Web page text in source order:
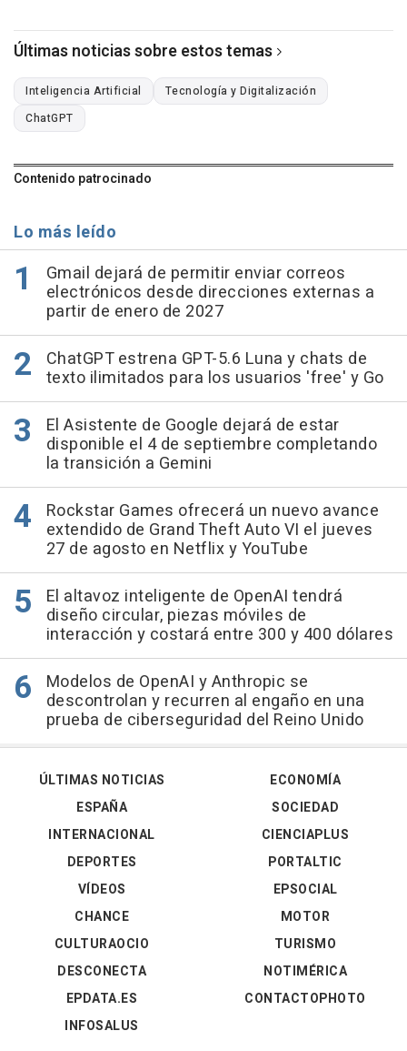
Últimas noticias sobre estos temas
Inteligencia Artificial
Tecnología y Digitalización
ChatGPT
Contenido patrocinado
Lo más leído
Gmail dejará de permitir enviar correos
electrónicos desde direcciones externas a
partir de enero de 2027
ChatGPT estrena GPT-5.6 Luna y chats de
texto ilimitados para los usuarios 'free' y Go
El Asistente de Google dejará de estar
disponible el 4 de septiembre completando
la transición a Gemini
Rockstar Games ofrecerá un nuevo avance
extendido de Grand Theft Auto VI el jueves
27 de agosto en Netflix y YouTube
El altavoz inteligente de OpenAI tendrá
diseño circular, piezas móviles de
interacción y costará entre 300 y 400 dólares
Modelos de OpenAI y Anthropic se
descontrolan y recurren al engaño en una
prueba de ciberseguridad del Reino Unido
ÚLTIMAS NOTICIAS
ESPAÑA
INTERNACIONAL
DEPORTES
VÍDEOS
ECONOMÍA
SOCIEDAD
CIENCIAPLUS
PORTALTIC
EPSOCIAL
CHANCE
CULTURAOCIO
DESCONECTA
EPDATA.ES
INFOSALUS
MOTOR
TURISMO
NOTIMÉRICA
CONTACTOPHOTO